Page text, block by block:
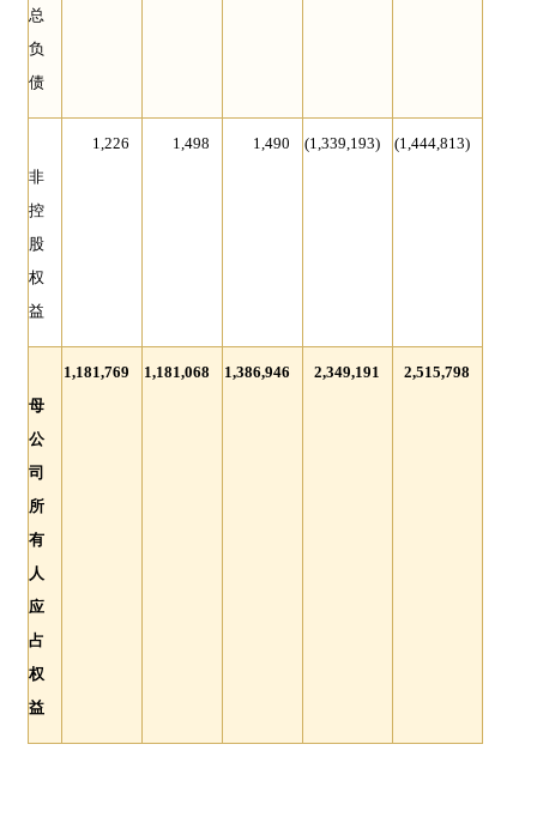
总
负
债
非
控
股
权
益
1,226 1,498 1,490 (1,339,193) (1,444,813)
母
公
司
所
有
人
应
占
权
益
1,181,769 1,181,068 1,386,946 2,349,191 2,515,798